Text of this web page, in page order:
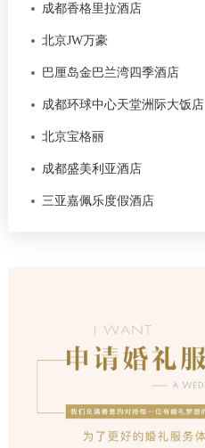
成都香格里拉酒店
北京JW万豪
巴厘岛金巴兰湾四季酒店
成都环球中心天堂洲际大饭店
北京宝格丽
成都盛美利亚酒店
三亚嘉佩乐度假酒店